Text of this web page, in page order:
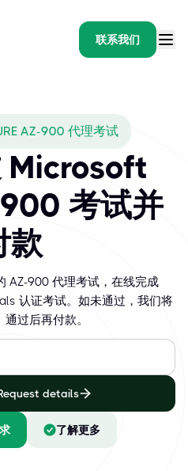
联系我们
AZ-900 代理考试
Microsoft
考试并
款
AZ-900 代理考试，在线完成
认证考试。如未通过，我们将
过后再付款。
details
了解更多